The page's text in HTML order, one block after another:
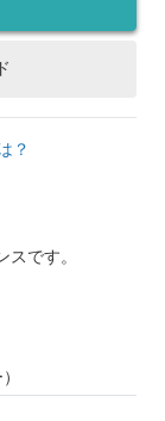
？
です。